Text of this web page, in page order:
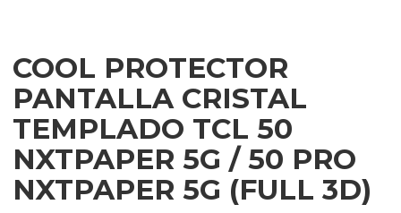
COOL PROTECTOR
PANTALLA CRISTAL
TEMPLADO TCL 50
NXTPAPER 5G / 50 PRO
NXTPAPER 5G (FULL 3D)